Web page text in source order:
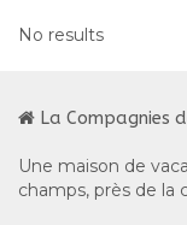
No results
La Compagnies
Une maison de
champs, près de la